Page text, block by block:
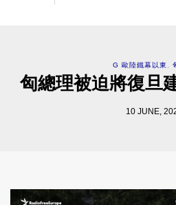
G 歐陸鐵幕以東
匈總理被迫將復旦
10 JUNE,